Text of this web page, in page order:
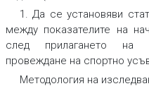
1. Да се установяви
между показателите на
след прилагането на
провеждане на спортно
Методология на